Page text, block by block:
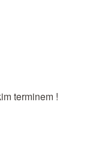
terminem !